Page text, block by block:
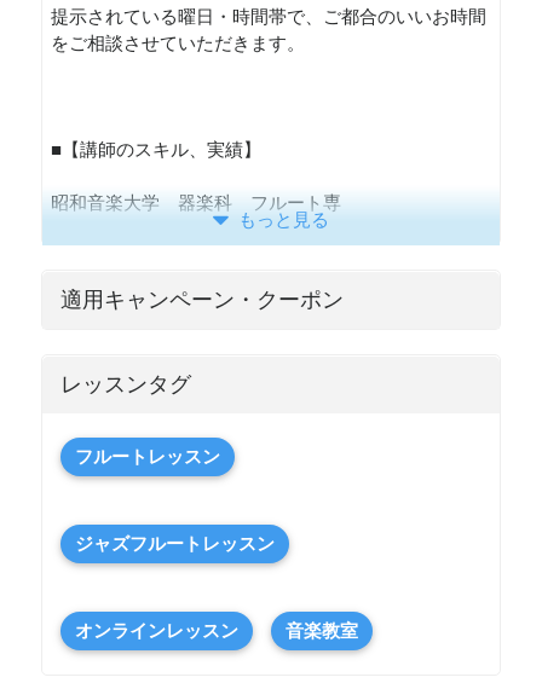
提示されている曜日・時間帯で、ご都合のいいお時間
をご相談させていただきます。
■【講師のスキル、実績】
昭和音楽大学 器楽科 フルート専
もっと見る
適用キャンペーン・クーポン
レッスンタグ
フルートレッスン
ジャズフルートレッスン
オンラインレッスン 音楽教室